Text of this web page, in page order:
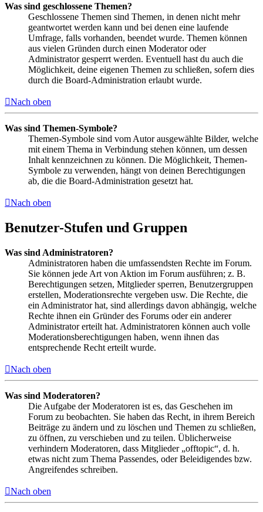
Was sind geschlossene Themen?
Geschlossene Themen sind Themen, in denen nicht mehr
geantwortet werden kann und bei denen eine laufende
Umfrage, falls vorhanden, beendet wurde. Themen können
aus vielen Gründen durch einen Moderator oder
Administrator gesperrt werden. Eventuell hast du auch die
Möglichkeit, deine eigenen Themen zu schließen, sofern dies
durch die Board-Administration erlaubt wurde.
Nach oben
Was sind Themen-Symbole?
Themen-Symbole sind vom Autor ausgewählte Bilder, welche
mit einem Thema in Verbindung stehen können, um dessen
Inhalt kennzeichnen zu können. Die Möglichkeit, Themen-
Symbole zu verwenden, hängt von deinen Berechtigungen
ab, die die Board-Administration gesetzt hat.
Nach oben
Benutzer-Stufen und Gruppen
Was sind Administratoren?
Administratoren haben die umfassendsten Rechte im Forum.
Sie können jede Art von Aktion im Forum ausführen; z. B.
Berechtigungen setzen, Mitglieder sperren, Benutzergruppen
erstellen, Moderationsrechte vergeben usw. Die Rechte, die
ein Administrator hat, sind allerdings davon abhängig, welche
Rechte ihnen ein Gründer des Forums oder ein anderer
Administrator erteilt hat. Administratoren können auch volle
Moderationsberechtigungen haben, wenn ihnen das
entsprechende Recht erteilt wurde.
Nach oben
Was sind Moderatoren?
Die Aufgabe der Moderatoren ist es, das Geschehen im
Forum zu beobachten. Sie haben das Recht, in ihrem Bereich
Beiträge zu ändern und zu löschen und Themen zu schließen,
zu öffnen, zu verschieben und zu teilen. Üblicherweise
verhindern Moderatoren, dass Mitglieder „offtopic“, d. h.
etwas nicht zum Thema Passendes, oder Beleidigendes bzw.
Angreifendes schreiben.
Nach oben